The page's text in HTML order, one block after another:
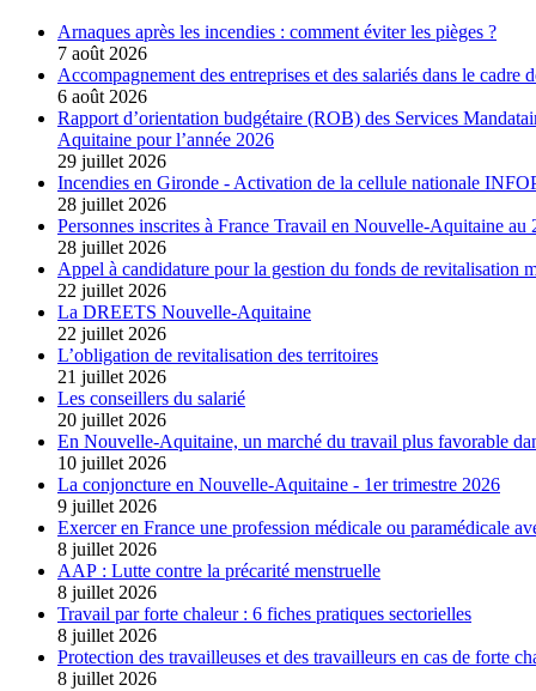
Arnaques après les incendies : comment éviter les pièges ?
7 août 2026
Accompagnement des entreprises et des salariés dans le cadre
6 août 2026
Rapport d’orientation budgétaire (ROB) des Services
Aquitaine pour l’année 2026
29 juillet 2026
Incendies en Gironde - Activation de la cellule nationale
28 juillet 2026
Personnes inscrites à France Travail en Nouvelle-Aquitaine au
28 juillet 2026
Appel à candidature pour la gestion du fonds de revitalisation
22 juillet 2026
La DREETS Nouvelle-Aquitaine
22 juillet 2026
L’obligation de revitalisation des territoires
21 juillet 2026
Les conseillers du salarié
20 juillet 2026
En Nouvelle-Aquitaine, un marché du travail plus favorable
10 juillet 2026
La conjoncture en Nouvelle-Aquitaine - 1er trimestre 2026
9 juillet 2026
Exercer en France une profession médicale ou paramédicale
8 juillet 2026
AAP : Lutte contre la précarité menstruelle
8 juillet 2026
Travail par forte chaleur : 6 fiches pratiques sectorielles
8 juillet 2026
Protection des travailleuses et des travailleurs en cas de forte
8 juillet 2026